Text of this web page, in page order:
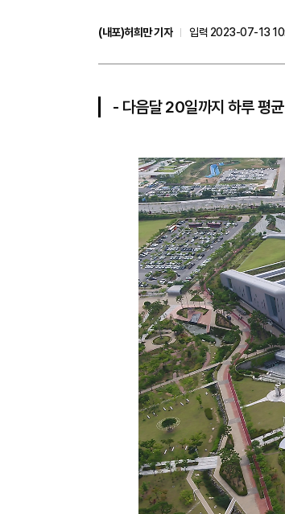
(내포)허희만 기자
입력 2023-07-13
- 다음달 20일까지 하루 평